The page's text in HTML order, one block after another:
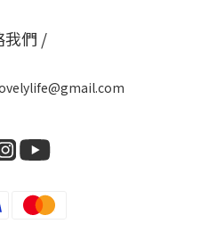
我們 /